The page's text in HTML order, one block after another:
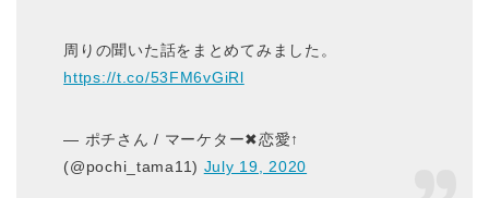
周りの聞いた話をまとめてみました。
https://t.co/53FM6vGiRl
— ポチさん / マーケター✖︎恋愛↑
(@pochi_tama11) July 19, 2020